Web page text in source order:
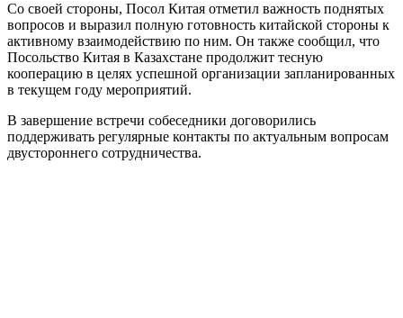
Со своей стороны, Посол Китая отметил важность поднятых
вопросов и выразил полную готовность китайской стороны к
активному взаимодействию по ним. Он также сообщил, что
Посольство Китая в Казахстане продолжит тесную
кооперацию в целях успешной организации запланированных
в текущем году мероприятий.
В завершение встречи собеседники договорились
поддерживать регулярные контакты по актуальным вопросам
двустороннего сотрудничества.